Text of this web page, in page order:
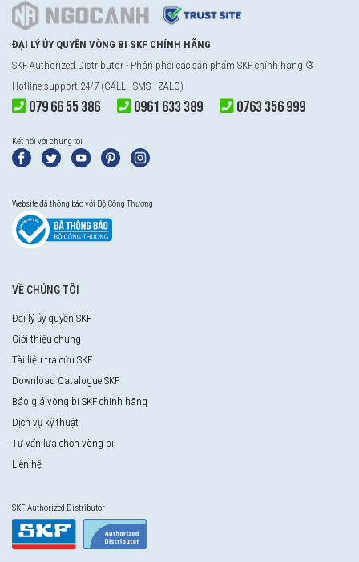
ĐẠI LÝ ỦY QUYỀN VÒNG BI SKF CHÍNH HÃNG
SKF Authorized Distributor - Phân phối các sản phẩm SKF chính hãng ®
Hotline support 24/7 (CALL - SMS - ZALO)
079 66 55 386 0961 633 389 0763 356 999
Kết nối với chúng tôi
Website đã thông báo với Bộ Công Thương
VỀ CHÚNG TÔI
Đại lý ủy quyền SKF
Giới thiệu chung
Tài liệu tra cứu SKF
Download Catalogue SKF
Báo giá vòng bi SKF chính hãng
Dịch vụ kỹ thuật
Tư vấn lựa chọn vòng bi
Liên hệ
SKF Authorized Distributor